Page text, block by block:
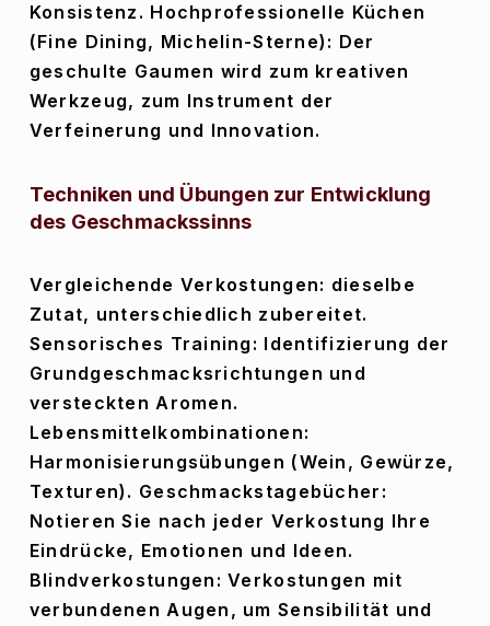
Konsistenz. Hochprofessionelle Küchen
(Fine Dining, Michelin-Sterne): Der
geschulte Gaumen wird zum kreativen
Werkzeug, zum Instrument der
Verfeinerung und Innovation.
Techniken und Übungen zur Entwicklung
des Geschmackssinns
Vergleichende Verkostungen: dieselbe
Zutat, unterschiedlich zubereitet.
Sensorisches Training: Identifizierung der
Grundgeschmacksrichtungen und
versteckten Aromen.
Lebensmittelkombinationen:
Harmonisierungsübungen (Wein, Gewürze,
Texturen). Geschmackstagebücher:
Notieren Sie nach jeder Verkostung Ihre
Eindrücke, Emotionen und Ideen.
Blindverkostungen: Verkostungen mit
verbundenen Augen, um Sensibilität und